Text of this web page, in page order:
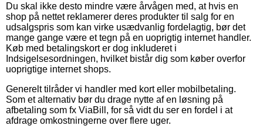
Du skal ikke desto mindre være årvågen med, at hvis en
shop på nettet reklamerer deres produkter til salg for en
udsalgspris som kan virke usædvanlig fordelagtig, bør det
mange gange være et tegn på en uoprigtig internet handler.
Køb med betalingskort er dog inkluderet i
Indsigelsesordningen, hvilket bistår dig som køber overfor
uoprigtige internet shops.
Generelt tilråder vi handler med kort eller mobilbetaling.
Som et alternativ bør du drage nytte af en løsning på
afbetaling som fx ViaBill, for så vidt du ser en fordel i at
afdrage omkostningerne over flere uger.